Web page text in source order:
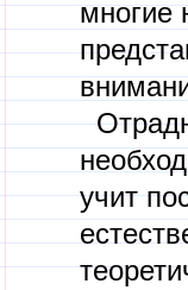
многие
учит